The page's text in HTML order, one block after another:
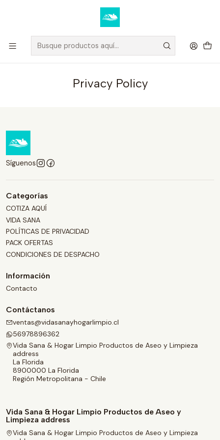
Elige tus productos y recibe tu compra a domicilio u oficina.
Ver condiciones de despacho
Privacy Policy
Privacy Policy
Síguenos
Categorías
COTIZA AQUÍ
VIDA SANA
POLÍTICAS DE PRIVACIDAD
PACK OFERTAS
CONDICIONES DE DESPACHO
Información
Contacto
Contáctanos
ventas@vidasanayhogarlimpio.cl
56978896362
Vida Sana & Hogar Limpio Productos de Aseo y Limpieza
address
La Florida
8900000 La Florida
Región Metropolitana - Chile
Vida Sana & Hogar Limpio Productos de Aseo y
Limpieza address
Vida Sana & Hogar Limpio Productos de Aseo y Limpieza